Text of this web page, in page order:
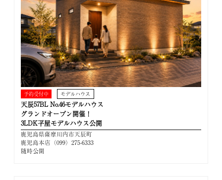
予約受付中 モデルハウス
天辰57BL No.46モデルハウス
グランドオープン開催！
3LDK平屋モデルハウス公開
鹿児島県薩摩川内市天辰町
鹿児島本店（099）275-6333
随時公開